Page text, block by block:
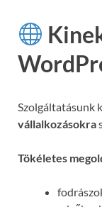
Szolgáltatásunk
vállalkozásokra
Tökéletes